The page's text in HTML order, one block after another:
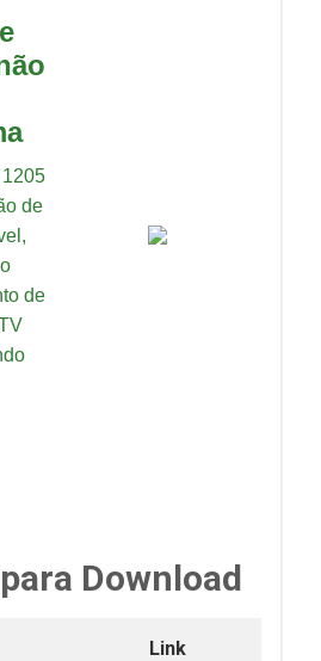
de
de
Download
Link